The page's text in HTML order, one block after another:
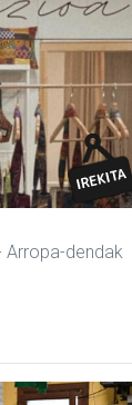
Arropa-dendak